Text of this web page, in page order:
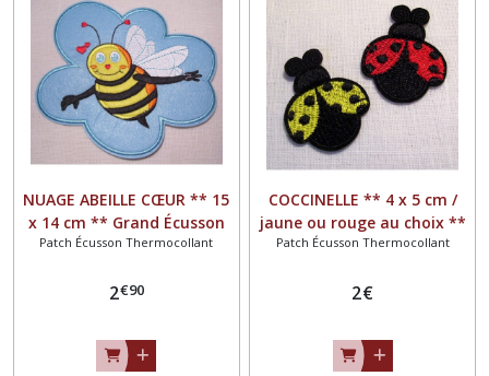
NUAGE ABEILLE CŒUR ** 15
x 14 cm ** Grand Écusson
patch brodé thermocollant
Patch Écusson Thermocollant
2€90
COCCINELLE ** 4 x 5 cm /
jaune ou rouge au choix **
Écusson patch brodé
repasser
Patch Écusson Thermocollant
2€